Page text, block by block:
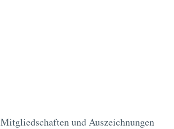
Mitgliedschaften und Auszeichnungen